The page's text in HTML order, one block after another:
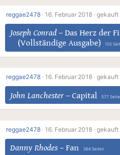
reggae2478 · 16. Februar 2018 · gekauft
Joseph Conrad – Das Herz der
(Vollständige Ausgabe)
102
reggae2478 · 16. Februar 2018 · gekauft
John Lanchester– Capital 577
reggae2478 · 16. Februar 2018 · gekauft
Danny Rhodes – Fan 384 Seiten